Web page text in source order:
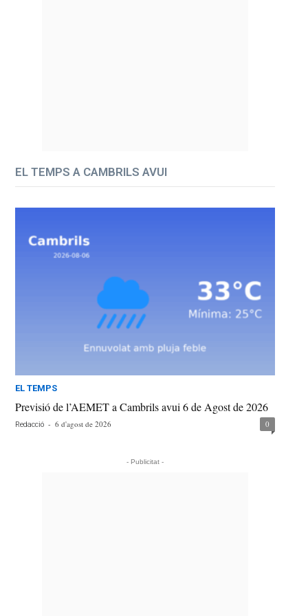
EL TEMPS A CAMBRILS AVUI
EL TEMPS
Previsió de l’AEMET a Cambrils avui 6 de Agost de 2026
Redacció - 6 d'agost de 2026 0
- Publicitat -